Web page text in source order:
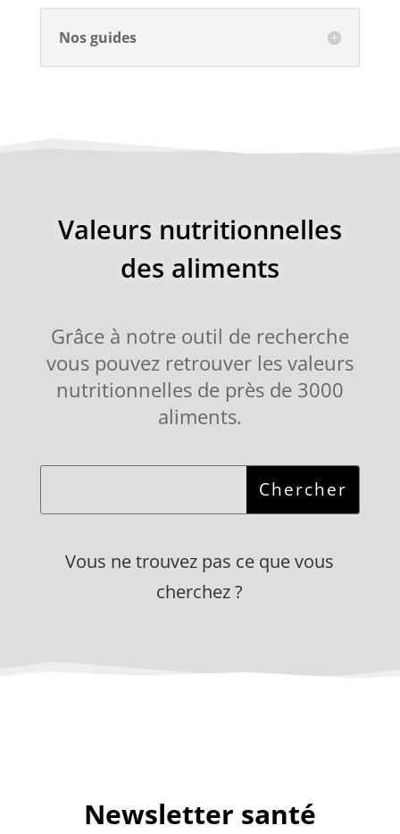
Nos guides
Valeurs nutritionnelles
des aliments
Grâce à notre outil de recherche
vous pouvez retrouver les valeurs
nutritionnelles de près de 3000
aliments.
Vous ne trouvez pas ce que vous
cherchez ?
Newsletter santé